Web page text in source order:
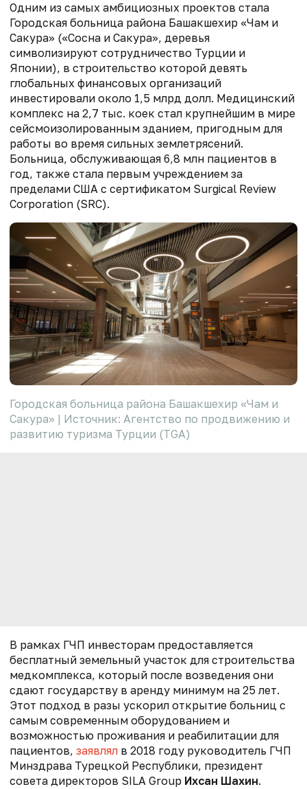
Одним из самых амбициозных проектов стала
Городская больница района Башакшехир «Чам и
Сакура» («Сосна и Сакура», деревья
символизируют сотрудничество Турции и
Японии), в строительство которой девять
глобальных финансовых организаций
инвестировали около 1,5 млрд долл. Медицинский
комплекс на 2,7 тыс. коек стал крупнейшим в мире
сейсмоизолированным зданием, пригодным для
работы во время сильных землетрясений.
Больница, обслуживающая 6,8 млн пациентов в
год, также стала первым учреждением за
пределами США с сертификатом Surgical Review
Corporation (SRC).
Городская больница района Башакшехир «Чам и
Сакура» | Источник: Агентство по продвижению и
развитию туризма Турции (TGA)
В рамках ГЧП инвесторам предоставляется
бесплатный земельный участок для строительства
медкомплекса, который после возведения они
сдают государству в аренду минимум на 25 лет.
Этот подход в разы ускорил открытие больниц с
самым современным оборудованием и
возможностью проживания и реабилитации для
пациентов, заявлял в 2018 году руководитель ГЧП
Минздрава Турецкой Республики, президент
совета директоров SILA Group Ихсан Шахин.